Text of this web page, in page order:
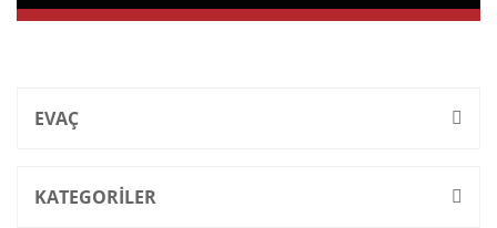
EVAÇ
KATEGORİLER